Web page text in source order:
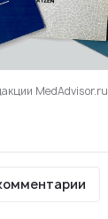
MedAdvisor.ru